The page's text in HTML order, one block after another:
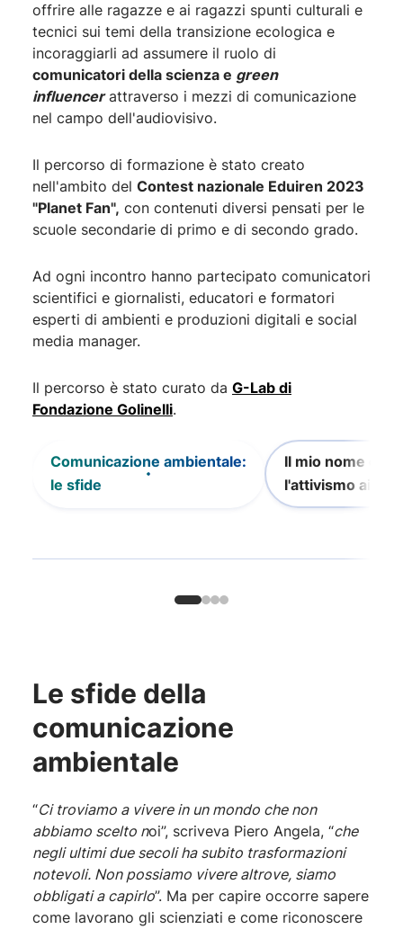
offrire alle ragazze e ai ragazzi spunti culturali e
tecnici sui temi della transizione ecologica e
incoraggiarli ad assumere il ruolo di
comunicatori della scienza e green
influencerattraverso i mezzi di comunicazione
nel campo dell'audiovisivo.
Il percorso di formazione è stato creato
nell'ambito del Contest nazionale Eduiren 2023
"Planet Fan", con contenuti diversi pensati per le
scuole secondarie di primo e di secondo grado.
Ad ogni incontro hanno partecipato comunicatori
scientifici e giornalisti, educatori e formatori
esperti di ambienti e produzioni digitali e social
media manager.
Il percorso è stato curato da G-Lab di
Fondazione Golinelli.
Comunicazione ambientale:
le sfide
Il mio nome è
l'attivismo ai
Le sfide della
comunicazione
ambientale
“Ci troviamo a vivere in un mondo che non
abbiamo scelto noi”, scriveva Piero Angela, “che
negli ultimi due secoli ha subito trasformazioni
notevoli. Non possiamo vivere altrove, siamo
obbligati a capirlo”. Ma per capire occorre sapere
come lavorano gli scienziati e come riconoscere